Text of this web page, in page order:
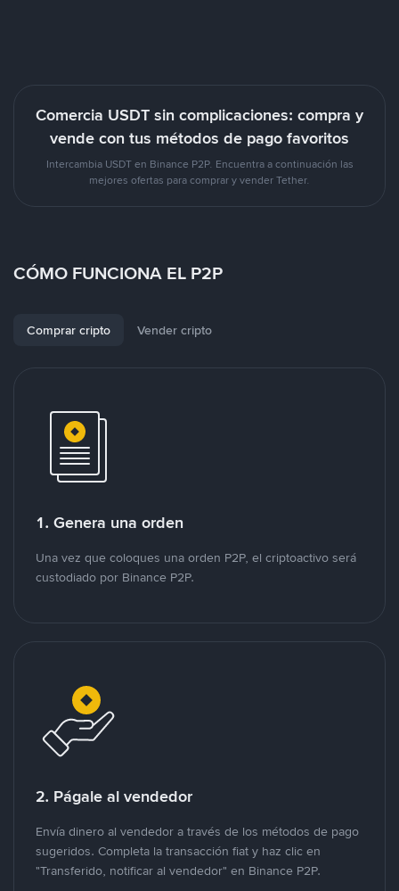
Comercia USDT sin complicaciones: compra y
vende con tus métodos de pago favoritos
Intercambia USDT en Binance P2P. Encuentra a continuación las
mejores ofertas para comprar y vender Tether.
CÓMO FUNCIONA EL P2P
Comprar cripto Vender cripto
1. Genera una orden
Una vez que coloques una orden P2P, el criptoactivo será
custodiado por Binance P2P.
2. Págale al vendedor
Envía dinero al vendedor a través de los métodos de pago
sugeridos. Completa la transacción fiat y haz clic en
"Transferido, notificar al vendedor" en Binance P2P.